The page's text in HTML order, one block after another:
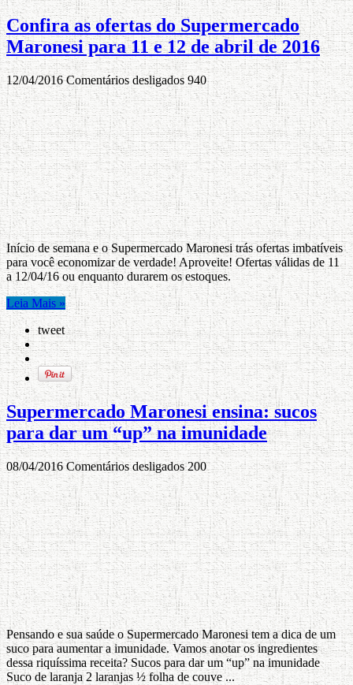
Confira as ofertas do Supermercado
Maronesi para 11 e 12 de abril de 2016
12/04/2016 Comentários desligados 940
Início de semana e o Supermercado Maronesi trás ofertas imbatíveis
para você economizar de verdade! Aproveite! Ofertas válidas de 11
a 12/04/16 ou enquanto durarem os estoques.
Leia Mais »
tweet
Supermercado Maronesi ensina: sucos
para dar um “up” na imunidade
08/04/2016 Comentários desligados 200
Pensando e sua saúde o Supermercado Maronesi tem a dica de um
suco para aumentar a imunidade. Vamos anotar os ingredientes
dessa riquíssima receita? Sucos para dar um “up” na imunidade
Suco de laranja 2 laranjas ½ folha de couve ...